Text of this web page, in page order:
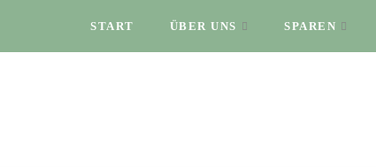
START ÜBER UNS SPAREN